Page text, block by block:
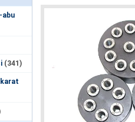
abu
(341)
karat